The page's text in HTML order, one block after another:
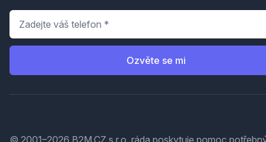
Telefon
Ozvěte se mi
© 2001–2026 B2M.CZ s.r.o. ráda poskytuje pomoc